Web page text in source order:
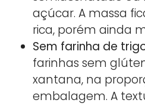
açúcar. A massa
rica, porém ainda
Sem farinha de
farinhas sem
xantana, na
embalagem. A